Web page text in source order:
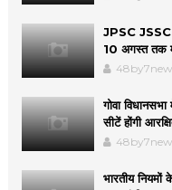
JPSC JSSC
10 अगस्त तक
गोवा
सीटें होंगी
भारतीय